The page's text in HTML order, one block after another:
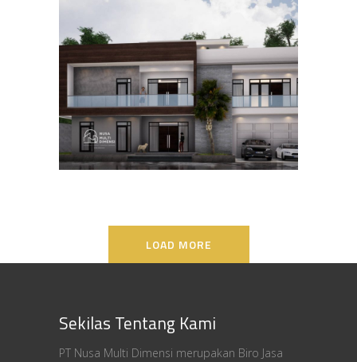
Desain Rumah Bapak Ali di
Lippo Karawaci
DESAIN RUMAH TERBAIK
LOAD MORE
Sekilas Tentang Kami
PT Nusa Multi Dimensi merupakan Biro Jasa